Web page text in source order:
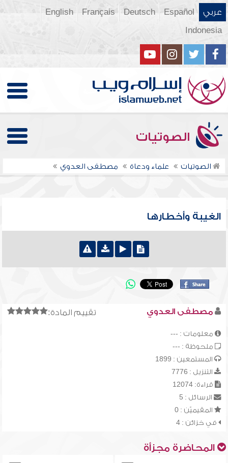
عربي Español
Deutsch
Français
English
Indonesia
الصوتيات
الصوتيات علماء ودعاة مصطفى العدوي
الغيبة وأخطارها
تقييم المادة: مصطفى العدوي
معلومات : ---
ملحوظة : ---
المستمعين : 1899
التنزيل : 7776
قراءة: 12074
الرسائل : 5
المقيميّن : 0
في خزائن : 4
المحاضرة مجزأة